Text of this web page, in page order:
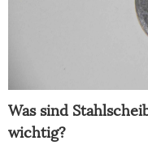
Was sind
wichtig?